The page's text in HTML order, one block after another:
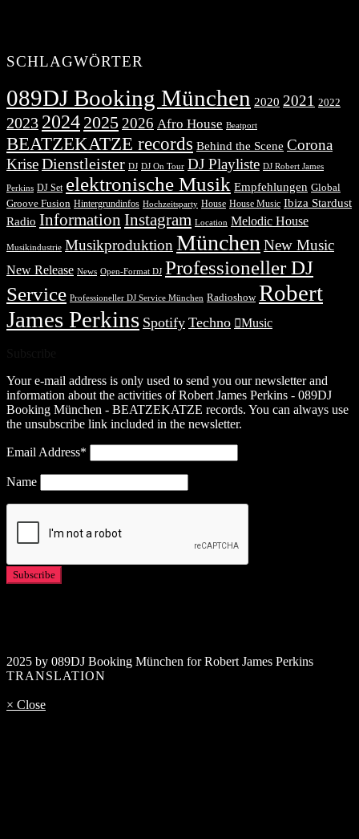
SCHLAGWÖRTER
089DJ Booking München 2020 2021 2022
2023 2024 2025 2026 Afro House Beatport
BEATZEKATZE records Behind the Scene Corona
KriseDienstleister DJ DJ On Tour DJ Playliste DJ Robert James
Perkins DJ Set elektronische Musik Empfehlungen Global
Groove Fusion Hintergrundinfos Hochzeitsparty House House Music Ibiza Stardust
Radio Information Instagram Location Melodic House
Musikindustrie Musikproduktion München New Music
New Release News Open-Format DJ Professioneller DJ
Service Professioneller DJ Service München Radioshow Robert
James Perkins Spotify Techno Music
Your e-mail address is only used to send you our newsletter and
information about the activities of Robert James Perkins - 089DJ
Booking München - BEATZEKATZE records. You can always use
the unsubscribe link included in the newsletter.
Email Address*
Name
2025 by 089DJ Booking München for Robert James Perkins
TRANSLATION
× Close